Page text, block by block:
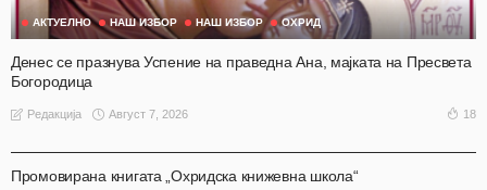
АКТУЕЛНО НАШ ИЗБОР НАШ ИЗБОР ОХРИД
Денес се празнува Успение на праведна Ана, мајката на Пресвета
Богородица
Редакција Август 7, 2026 18
Промовирана книгата „Охридска книжевна школа“